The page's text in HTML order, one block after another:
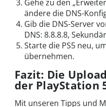
Gehe zu den
ändere die DNS-
Gib die DNS-Server
DNS: 8.8.8.8,
Starte die PS5 neu,
übernehmen.
Fazit: Die
der PlayStation
Mit unseren Tipps und